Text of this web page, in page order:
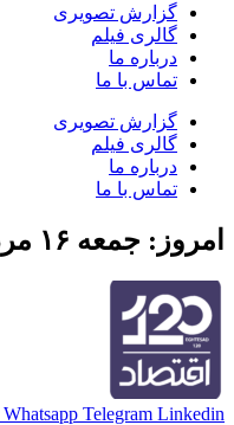
گزارش تصویری
گالری فیلم
درباره ما
تماس با ما
گزارش تصویری
گالری فیلم
درباره ما
تماس با ما
امروز: جمعه ۱۶ مرداد ۱۴۰۵
Whatsapp Telegram Linkedin